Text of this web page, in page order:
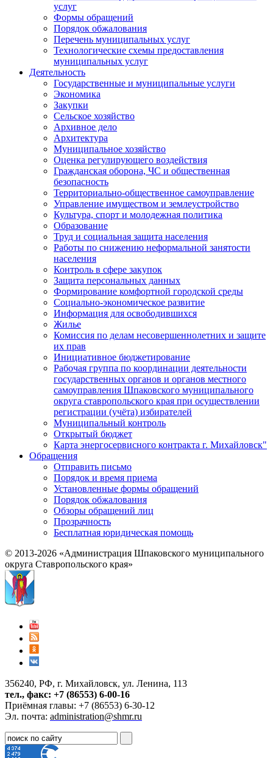
услуг
Формы обращений
Порядок обжалования
Перечень муниципальных услуг
Технологические схемы предоставления
муниципальных услуг
Деятельность
Государственные и муниципальные услуги
Экономика
Закупки
Сельское хозяйство
Архивное дело
Архитектура
Муниципальное хозяйство
Оценка регулирующего воздействия
Гражданская оборона, ЧС и общественная
безопасность
Территориально-общественное самоуправление
Управление имуществом и землеустройство
Культура, спорт и молодежная политика
Образование
Труд и социальная защита населения
Работы по снижению неформальной занятости
населения
Контроль в сфере закупок
Защита персональных данных
Формирование комфортной городской среды
Социально-экономическое развитие
Информация для освободившихся
Жилье
Комиссия по делам несовершеннолетних и защите
их прав
Инициативное бюджетирование
Рабочая группа по координации деятельности
государственных органов и органов местного
самоуправления Шпаковского муниципального
округа ставропольского края при осуществлении
регистрации (учёта) избирателей
Муниципальный контроль
Открытый бюджет
Карта энергосервисного контракта г. Михайловск"
Обращения
Отправить письмо
Порядок и время приема
Установленные формы обращений
Порядок обжалования
Обзоры обращений лиц
Прозрачность
Бесплатная юридическая помощь
© 2013-2026 «Администрация Шпаковского муниципального
округа Ставропольского края»
356240, РФ, г. Михайловск, ул. Ленина, 113
тел., факс: +7 (86553) 6-00-16
Приёмная главы: +7 (86553) 6-30-12
Эл. почта: administration@shmr.ru